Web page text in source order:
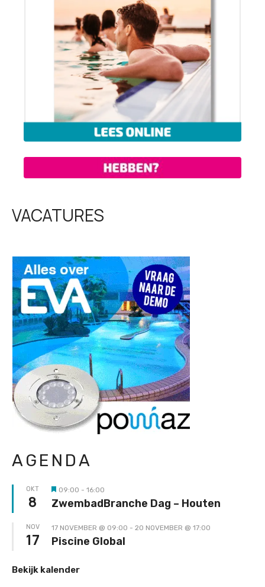
VACATURES
AGENDA
OKT
8 Uitgelicht
09:00 - 16:00
ZwembadBranche Dag – Houten
NOV
17
17 NOVEMBER @ 09:00 - 20 NOVEMBER @ 17:00
Piscine Global
Bekijk kalender